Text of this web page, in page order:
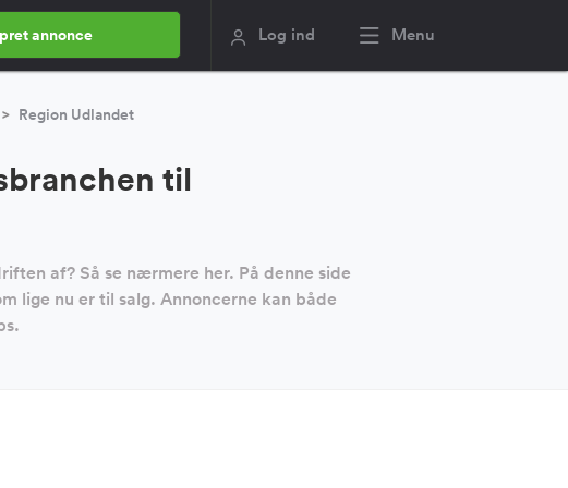
annonce Log ind Menu
Region Udlandet
til
af? Så se nærmere her. På denne side
lige nu er til salg. Annoncerne kan både